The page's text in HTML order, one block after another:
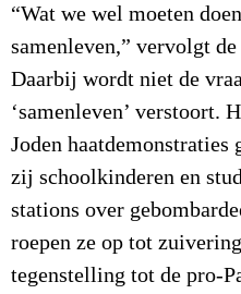
“Wat we wel moeten
samenleven,” vervolgt de
Daarbij wordt niet de
‘samenleven’ verstoort.
Joden haatdemonstraties
zij schoolkinderen en
stations over
roepen ze op tot
tegenstelling tot de pro-